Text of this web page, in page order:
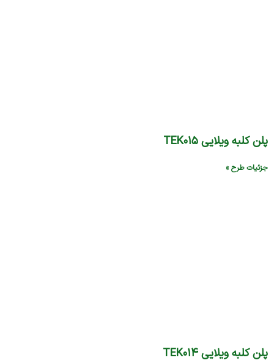
پلن کلبه ویلایی TEK۰۱۵
جزئیات طرح »
پلن کلبه ویلایی TEK۰۱۴